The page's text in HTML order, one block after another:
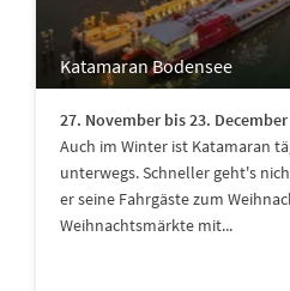
Katamaran Bodensee
27. November bis 23. December
Auch im Winter ist Katamaran
unterwegs. Schneller geht's
er seine Fahrgäste zum
Weihnachtsmärkte mit...